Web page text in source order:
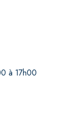
à 17h00